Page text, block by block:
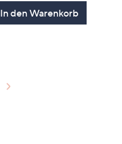
In den Warenkorb